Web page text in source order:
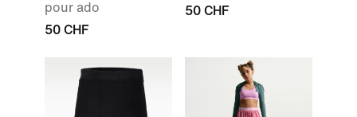
pour ado
50 CHF
50 CHF